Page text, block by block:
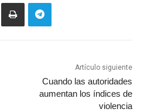
Artículo siguiente
Cuando las autoridades
aumentan los índices de
violencia